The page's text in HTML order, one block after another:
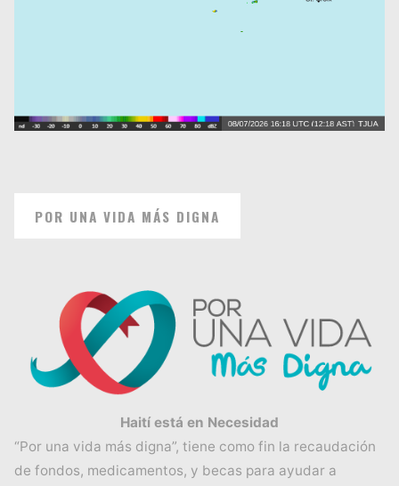
POR UNA VIDA MÁS DIGNA
Haití está en Necesidad
“Por una vida más digna”, tiene como fin la recaudación
de fondos, medicamentos, y becas para ayudar a